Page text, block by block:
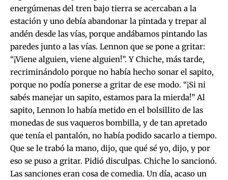
energúmenas del tren bajo tierra se acercaban a la
estación y uno debía abandonar la pintada y trepar al
andén desde las vías, porque andábamos pintando las
paredes junto a las vías. Lennon que se pone a gritar:
“¡Viene alguien, viene alguien!”. Y Chiche, más tarde,
recriminándolo porque no había hecho sonar el sapito,
porque no podía ponerse a gritar de ese modo. “¡Si ni
sabés manejar un sapito, estamos para la mierda!” Al
sapito, Lennon lo había metido en el bolsillito de las
monedas de sus vaqueros bombilla, y de tan apretado
que tenía el pantalón, no había podido sacarlo a tiempo.
Que se le trabó la mano, dijo, que qué sé yo, dijo, y por
eso se puso a gritar. Pidió disculpas. Chiche lo sancionó.
Las sanciones eran cosa de comedia. Un día, acaso un